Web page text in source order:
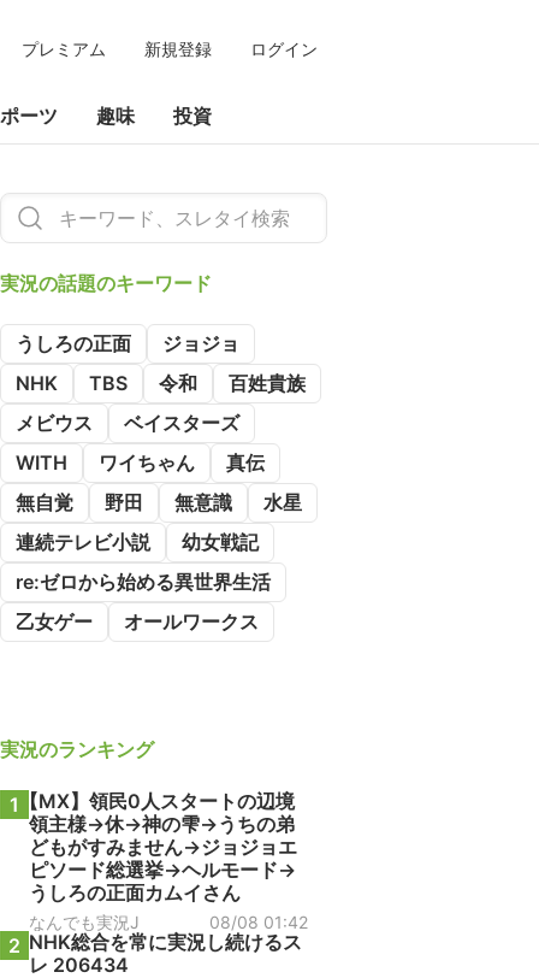
プレミアム 新規登録 ログイン
ーツ 趣味 投資
実況の話題のキーワード
うしろの正面
ジョジョ
NHK
TBS 令和
百姓貴族
メビウス
ベイスターズ
WITH
ワイちゃん
真伝
無自覚
野田 無意識
水星
連続テレビ小説
幼女戦記
re:ゼロから始める異世界生活
乙女ゲー
オールワークス
実況のランキング
1 【MX】領民0人スタートの辺境
領主様→休→神の雫→うちの弟
どもがすみません→ジョジョエ
ピソード総選挙→ヘルモード→
うしろの正面カムイさん
なんでも実況J 08/08 01:42
2 NHK総合を常に実況し続けるス
レ 206434